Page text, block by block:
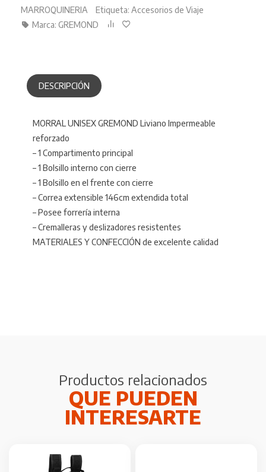
MARROQUINERIA
Etiqueta: Accesorios de Viaje
Marca: GREMOND
DESCRIPCIÓN
MORRAL UNISEX GREMOND Liviano Impermeable
reforzado
– 1 Compartimento principal
– 1 Bolsillo interno con cierre
– 1 Bolsillo en el frente con cierre
– Correa extensible 146cm extendida total
– Posee forrería interna
– Cremalleras y deslizadores resistentes
MATERIALES Y CONFECCIÓN de excelente calidad
Productos relacionados